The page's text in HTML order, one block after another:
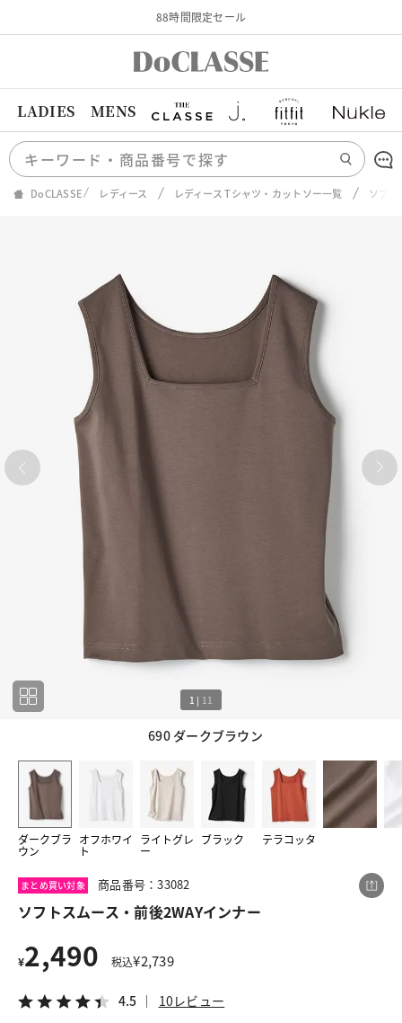
88時間限定セール
LADIES MENS
DoCLASSE レディース レディース Tシャツ・カットソー一覧 ソフ
690 ダークブラウン
1 | 11
ダークブラ
ウン
オフホワイ
ト
ライトグレ
ー
ブラック テラコッタ
11
まとめ買い対象 商品番号：33082
ソフトスムース・前後2WAYインナー
¥2,490 税込¥2,739
4.5 10レビュー
この商品をシェアする
ソフトスムース・前後2WAYインナー